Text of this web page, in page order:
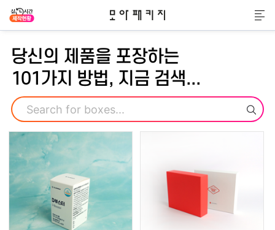
모아패키지
메
당신의 제품을 포장하는
101가지 방법, 지금 검색...
검색